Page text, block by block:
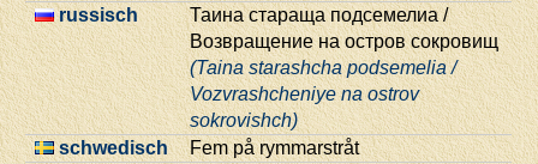
russisch
Таина стараща подсемелиа /
Возвращение на остров сокровищ
(Taina starashcha podsemelia /
Vozvrashcheniye na ostrov
sokrovishch)
schwedisch
Fem på rymmarstråt